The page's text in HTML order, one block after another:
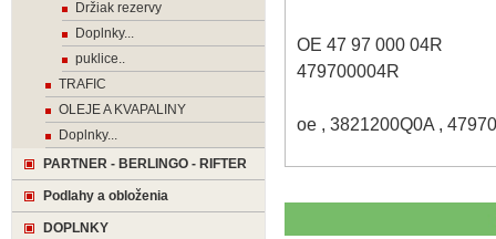
OE 47 97 000 04R
479700004R
oe , 3821200Q0A ,
Držiak rezervy
Doplnky...
puklice..
TRAFIC
OLEJE A KVAPALINY
Doplnky...
PARTNER - BERLINGO - RIFTER
Podlahy a obloženia
DOPLNKY